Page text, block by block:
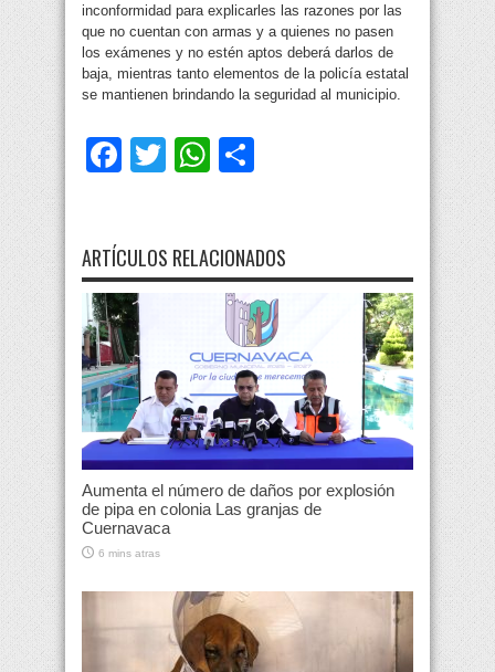
inconformidad para explicarles las razones por las
que no cuentan con armas y a quienes no pasen
los exámenes y no estén aptos deberá darlos de
baja, mientras tanto elementos de la policía estatal
se mantienen brindando la seguridad al municipio.
Facebook
TwitterWhatsApp
ARTÍCULOS RELACIONADOS
Aumenta el número de daños por explosión
de pipa en colonia Las granjas de
Cuernavaca
6 mins atras